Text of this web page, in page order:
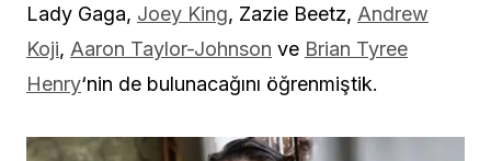
Lady Gaga, Joey King, Zazie Beetz, Andrew
Koji, Aaron Taylor-Johnson ve Brian Tyree
Henry‘nin de bulunacağını öğrenmiştik.